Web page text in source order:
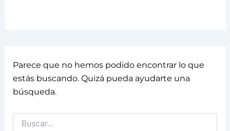
Parece que no hemos podido encontrar lo que
estás buscando. Quizá pueda ayudarte una
búsqueda.